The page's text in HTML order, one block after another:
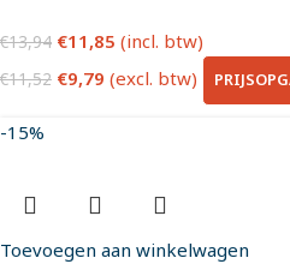
€13,94 €11,85 (incl. btw)
€11,52 €9,79 (excl. btw)
-15%
Toevoegen aan winkelwagen